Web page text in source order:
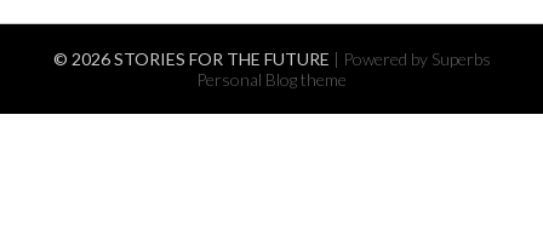
© 2026 STORIES FOR THE FUTURE | Powered by Superbs
Personal Blog theme